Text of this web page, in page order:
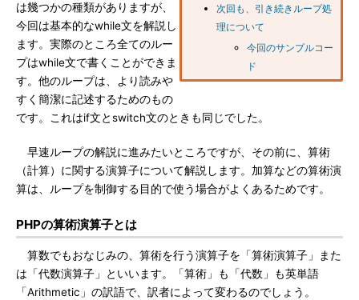
次回も、引き続きループ処
理について
今回のサンプルコー
ド
は幾つかの種類がありますが、
今回は基本的なwhile文を解説し
ます。実際のところ全てのルー
プはwhile文で書くことができま
す。他のループは、より読みや
すく簡潔に記述するためのもの
です。これはif文とswitch文のときも同じでした。
早速ループの解説に進みたいところですが、その前に、算術
（計算）に関する演算子について解説します。加算などの算術演
算は、ループを制御する目的で使う場合がよくあるためです。
PHPの算術演算子とは
算数でもおなじみの、算術を行う演算子を「算術演算子」また
は「代数演算子」といいます。「算術」も「代数」も英単語
「Arithmetic」の訳語で、訳者によって変わるのでしょう。